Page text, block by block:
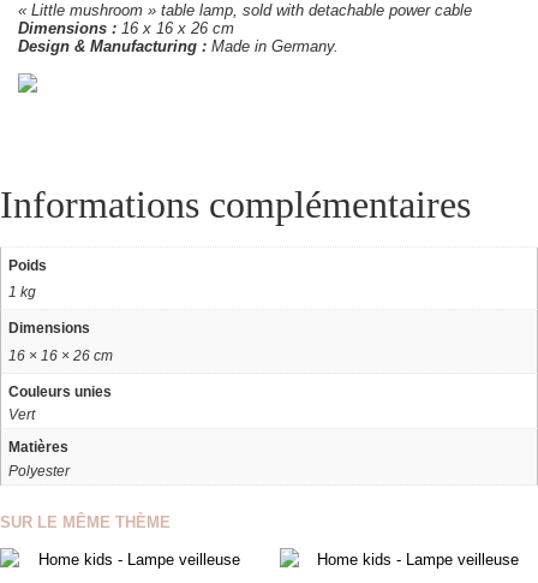
« Little mushroom » table lamp, sold with detachable power cable
Dimensions : 16 x 16 x 26 cm
Design & Manufacturing : Made in Germany.
Informations complémentaires
Poids
1 kg
Dimensions
16 × 16 × 26 cm
Couleurs unies
Vert
Matières
Polyester
SUR LE MÊME THÈME